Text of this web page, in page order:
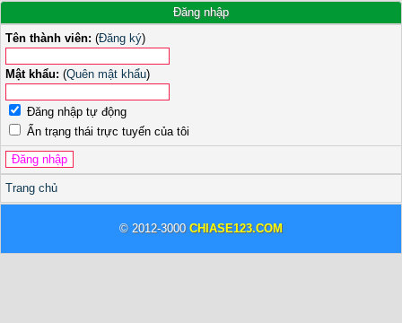
Đăng nhập
Tên thành viên: (Đăng ký)
Mật khẩu: (Quên mật khẩu)
Đăng nhập tự động
Ẩn trạng thái trực tuyến của tôi
Trang chủ
© 2012-3000 CHIASE123.COM